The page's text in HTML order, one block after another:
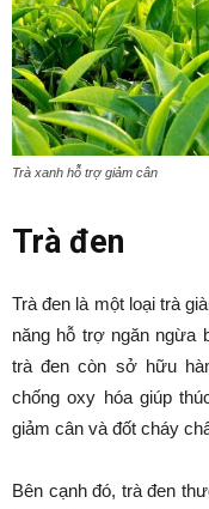
Trà xanh hỗ trợ giảm cân
Trà đen
Trà đen là một loại trà
năng hỗ trợ ngăn ngừa
trà đen còn sở hữu
chống oxy hóa giúp
giảm cân và đốt cháy
Bên cạnh đó, trà đen